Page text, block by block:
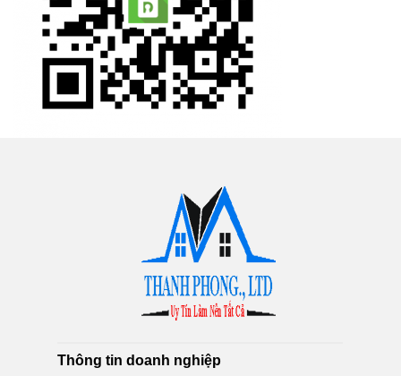
Thông tin doanh nghiệp